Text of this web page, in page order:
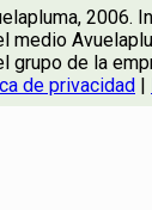
2006.
medio
grupo de la
de privacidad |